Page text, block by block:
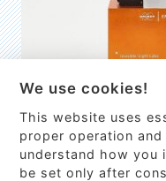
EMILIE
První nano-elektro-
We use cookies!
This website uses
proper operation
understand how
be set only after